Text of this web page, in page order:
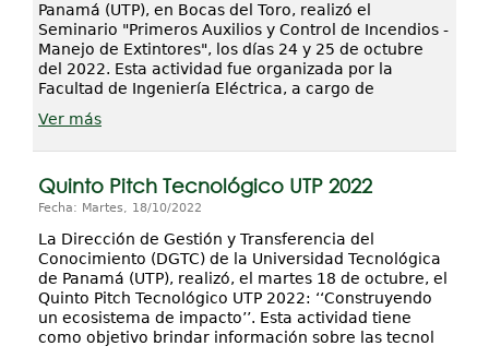
Panamá (UTP), en Bocas del Toro, realizó el
Seminario "Primeros Auxilios y Control de Incendios -
Manejo de Extintores", los días 24 y 25 de octubre
del 2022. Esta actividad fue organizada por la
Facultad de Ingeniería Eléctrica, a cargo de
Ver más
Quinto Pitch Tecnológico UTP 2022
Fecha: Martes, 18/10/2022
La Dirección de Gestión y Transferencia del
Conocimiento (DGTC) de la Universidad Tecnológica
de Panamá (UTP), realizó, el martes 18 de octubre, el
Quinto Pitch Tecnológico UTP 2022: ‘‘Construyendo
un ecosistema de impacto’’. Esta actividad tiene
como objetivo brindar información sobre las tecnol